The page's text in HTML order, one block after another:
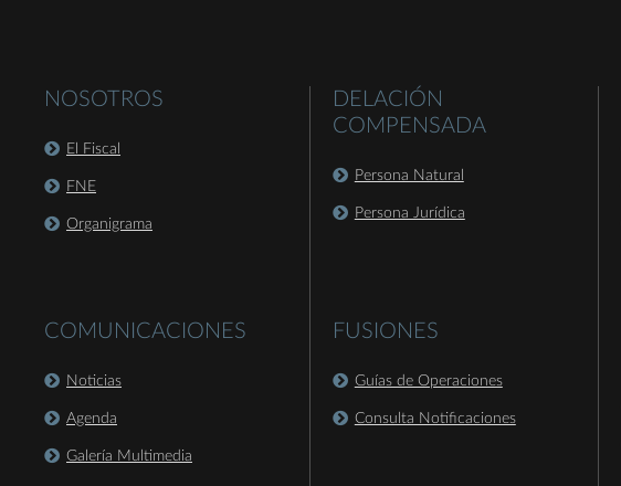
NOSOTROS
El Fiscal
FNE
Organigrama
COMUNICACIONES
Noticias
Agenda
Galería Multimedia
DELACIÓN
COMPENSADA
Persona Natural
Persona Jurídica
FUSIONES
Guías de Operaciones
Consulta Notificaciones